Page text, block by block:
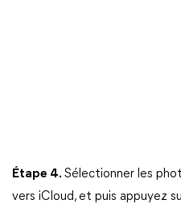
Étape 4. Sélectionner les
vers iCloud, et puis appuyez